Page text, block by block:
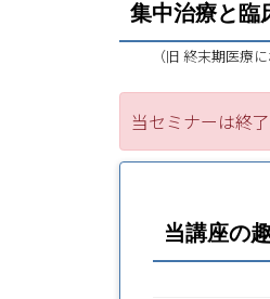
集中治療と臨
（旧 終末期医療
当セミナーは終
当講座の